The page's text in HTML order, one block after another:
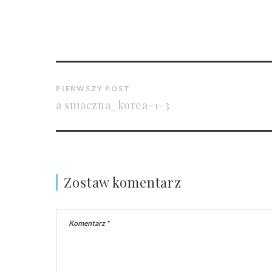
PIERWSZY POST
a smaczna_korea-1-3
Zostaw komentarz